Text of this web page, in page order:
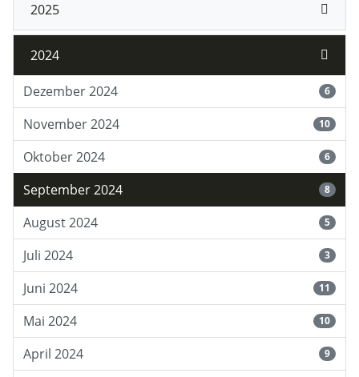
2025
2024
Dezember 2024 6
November 2024 10
Oktober 2024 6
September 2024 8
August 2024 5
Juli 2024 3
Juni 2024 11
Mai 2024 10
April 2024 9